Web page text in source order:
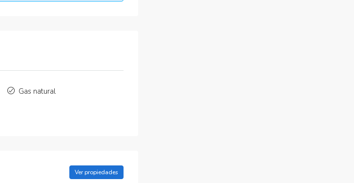
Gas natural
Ver propiedades